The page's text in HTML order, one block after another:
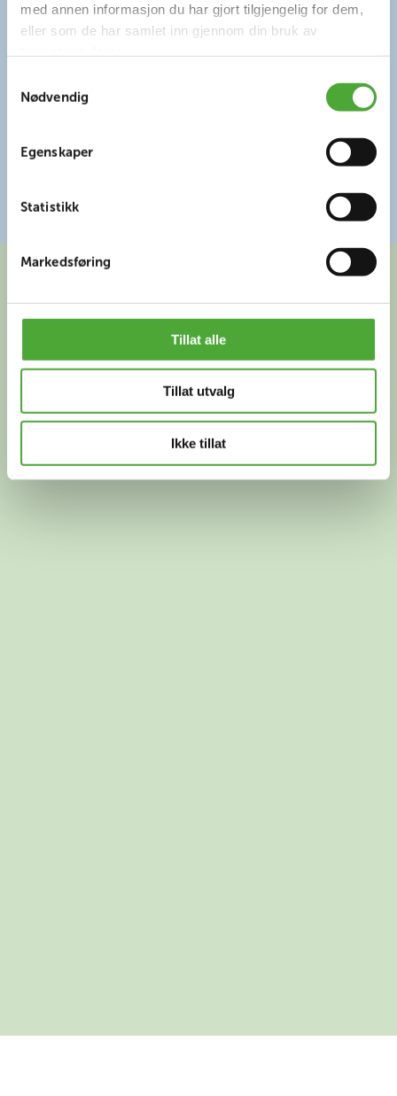
med annen informasjon du har gjort tilgjengelig for dem,
eller som de har samlet inn gjennom din bruk av
Nødvendig
Egenskaper
Statistikk
Markedsføring
Tillat alle
Tillat utvalg
Ikke tillat
412 88 747